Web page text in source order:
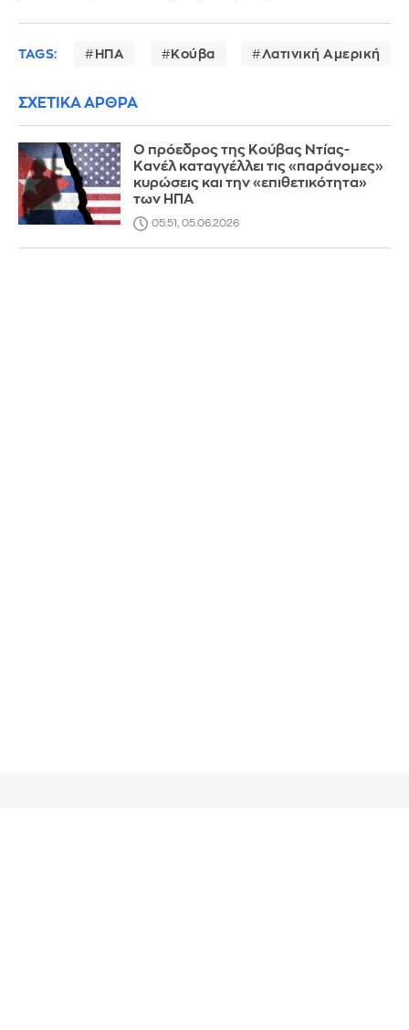
TAGS: ΗΠΑ Κούβα Λατινική Αμερική
ΣΧΕΤΙΚΑ ΑΡΘΡΑ
Ο πρόεδρος της Κούβας Ντίας-
Κανέλ καταγγέλλει τις «παράνομες»
κυρώσεις και την «επιθετικότητα»
των ΗΠΑ
05:51, 05.06.2026